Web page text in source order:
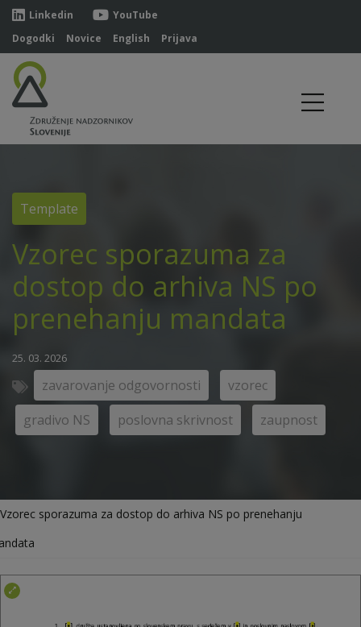
Linkedin
YouTube
Dogodki
Novice English Prijava
Template
Vzorec sporazuma za
dostop do arhiva NS po
prenehanju mandata
25. 03. 2026
zavarovanje odgovornosti
vzorec
gradivo NS
poslovna skrivnost zaupnost
Vzorec sporazuma za dostop do arhiva NS po prenehanju